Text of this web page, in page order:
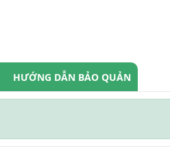
HƯỚNG DẪN BẢO QUẢN